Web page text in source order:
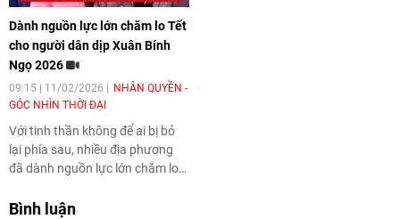
Dành nguồn lực lớn chăm lo Tết
cho người dân dịp Xuân Bính
Ngọ 2026
09:15 | 11/02/2026
NHÂN QUYỀN -
GÓC NHÌN THỜI ĐẠI
Với tinh thần không để ai bị bỏ
lại phía sau, nhiều địa phương
đã dành nguồn lực lớn chăm lo
Xuân Bính Ngọ 2026.
Bình luận